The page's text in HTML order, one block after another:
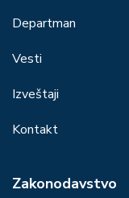
Departman
Vesti
Izveštaji
Kontakt
Zakonodavstvo